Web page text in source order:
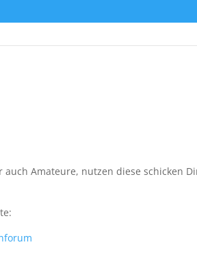
Amateure, nutzen diese schicken